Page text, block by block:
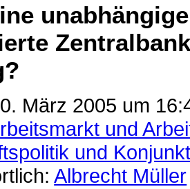
März 2005 um
und
und
Albrecht Müller